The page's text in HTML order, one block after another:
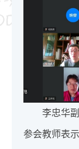
李忠华
参会教师表